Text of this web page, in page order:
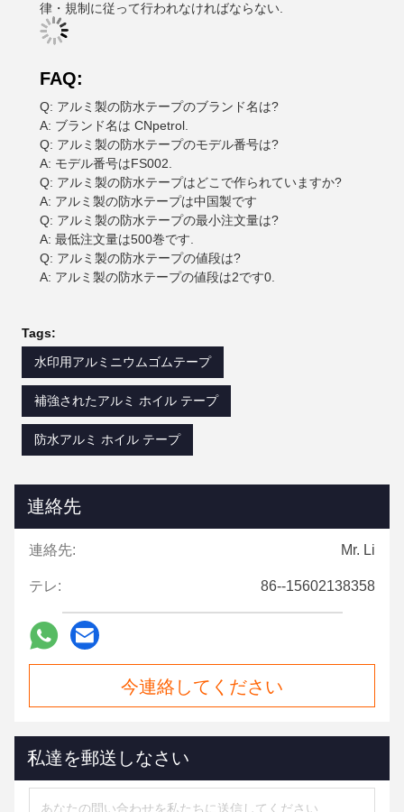
律・規制に従って行われなければならない.
FAQ:
Q: アルミ製の防水テープのブランド名は?
A: ブランド名は CNpetrol.
Q: アルミ製の防水テープのモデル番号は?
A: モデル番号はFS002.
Q: アルミ製の防水テープはどこで作られていますか?
A: アルミ製の防水テープは中国製です
Q: アルミ製の防水テープの最小注文量は?
A: 最低注文量は500巻です.
Q: アルミ製の防水テープの値段は?
A: アルミ製の防水テープの値段は2です0.
Tags:
水印用アルミニウムゴムテープ
補強されたアルミ ホイル テープ
防水アルミ ホイル テープ
連絡先
連絡先: Mr. Li
テレ: 86--15602138358
今連絡してください
私達を郵送しなさい